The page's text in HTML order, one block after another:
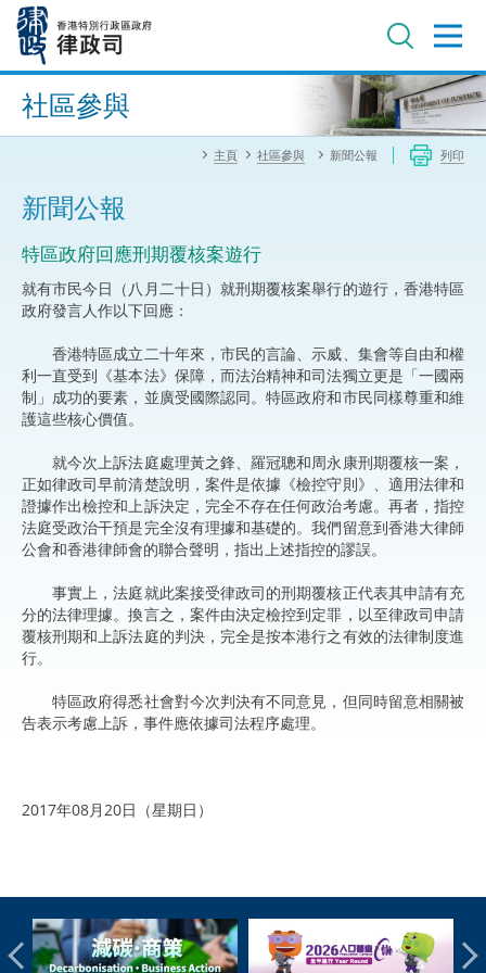
內
進階搜尋
社區參與
主頁 社區參與 新聞公報 列印
新聞公報
特區政府回應刑期覆核案遊行
就有市民今日（八月二十日）就刑期覆核案舉行的遊行，香港特區
政府發言人作以下回應：
香港特區成立二十年來，市民的言論、示威、集會等自由和權
利一直受到《基本法》保障，而法治精神和司法獨立更是「一國兩
制」成功的要素，並廣受國際認同。特區政府和市民同樣尊重和維
護這些核心價值。
就今次上訴法庭處理黃之鋒、羅冠聰和周永康刑期覆核一案，
正如律政司早前清楚說明，案件是依據《檢控守則》、適用法律和
證據作出檢控和上訴決定，完全不存在任何政治考慮。再者，指控
法庭受政治干預是完全沒有理據和基礎的。我們留意到香港大律師
公會和香港律師會的聯合聲明，指出上述指控的謬誤。
事實上，法庭就此案接受律政司的刑期覆核正代表其申請有充
分的法律理據。換言之，案件由決定檢控到定罪，以至律政司申請
覆核刑期和上訴法庭的判決，完全是按本港行之有效的法律制度進
行。
特區政府得悉社會對今次判決有不同意見，但同時留意相關被
告表示考慮上訴，事件應依據司法程序處理。
2017年08月20日（星期日）